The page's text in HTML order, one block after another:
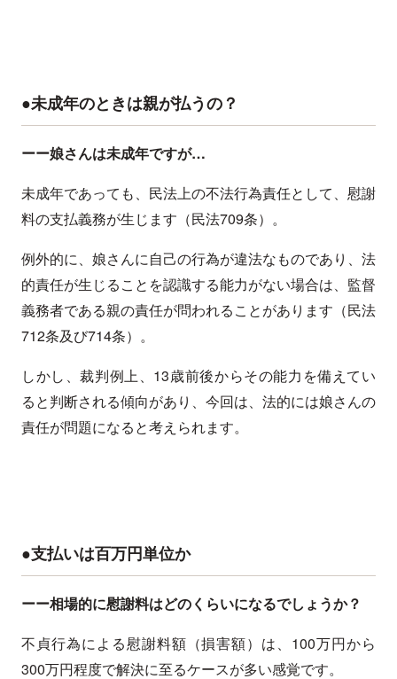
●未成年のときは親が払うの？
ーー娘さんは未成年ですが…
未成年であっても、民法上の不法行為責任として、慰謝
料の支払義務が生じます（民法709条）。
例外的に、娘さんに自己の行為が違法なものであり、法
的責任が生じることを認識する能力がない場合は、監督
義務者である親の責任が問われることがあります（民法
712条及び714条）。
しかし、裁判例上、13歳前後からその能力を備えてい
ると判断される傾向があり、今回は、法的には娘さんの
責任が問題になると考えられます。
●支払いは百万円単位か
ーー相場的に慰謝料はどのくらいになるでしょうか？
不貞行為による慰謝料額（損害額）は、100万円から
300万円程度で解決に至るケースが多い感覚です。